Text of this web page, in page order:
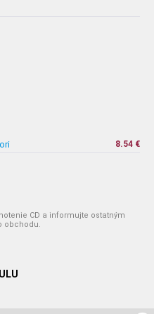
8.54 €
CD a informujte ostatným
obchodu.